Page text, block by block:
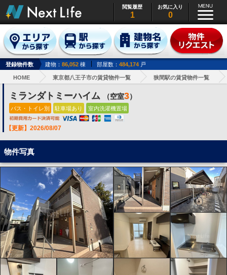
閲覧履歴
1
お気に入り
0
登録物件数 建物： 86,052 棟 部屋数： 484,174 戸
HOME 東京都八王子市の賃貸物件一覧 狭間駅の賃貸物件一覧
ミランダトミーハイム （空室3）
バス・トイレ別 駐車場あり 室内洗濯機置場
【更新】2026/08/07
物件写真